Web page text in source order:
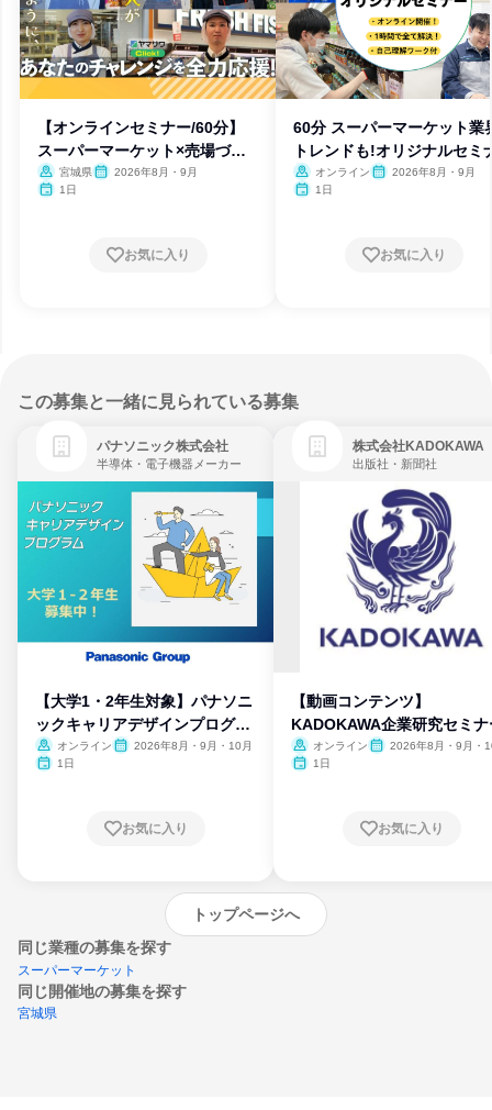
【オンラインセミナー/60分】
スーパーマーケット×売場づく
り 宮城県
2026年8月・9月
1日
お気に入り
60分 スーパーマーケット業
トレンドも!オリジナルセミ
オンライン
2026年8月・9月
1日
お気に入り
この募集と一緒に見られている募集
パナソニック株式会社
半導体・電子機器メーカー
【大学1・2年生対象】パナソニ
ックキャリアデザインプログラ
ム
オンライン
2026年8月・9月・10月
1日
お気に入り
株式会社KADOKAWA
出版社・新聞社
【動画コンテンツ】
KADOKAWA企業研究セミナ
オンライン
2026年8月・9月・
1日
お気に入り
トップページへ
同じ業種の募集を探す
スーパーマーケット
同じ開催地の募集を探す
宮城県